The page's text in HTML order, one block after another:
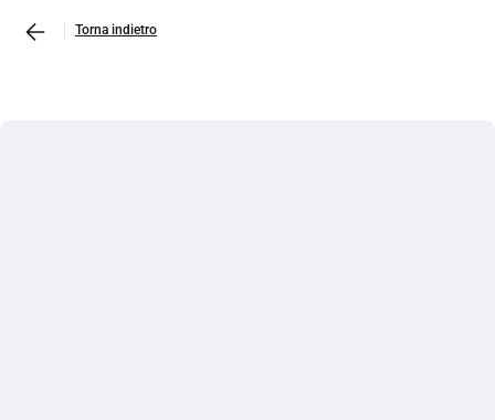
Torna indietro